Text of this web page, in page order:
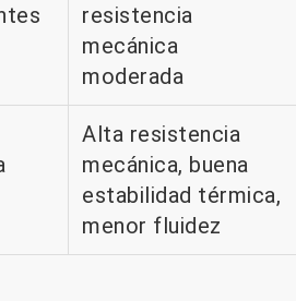
resistencia
mecánica
moderada
Alta resistencia
mecánica, buena
estabilidad térmica,
menor fluidez